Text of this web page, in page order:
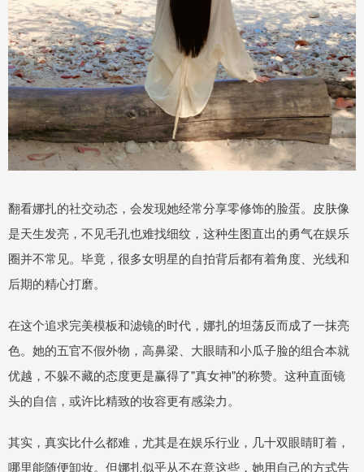
翻看娜扎的社交动态，会发现她经常分享零修饰的脸蛋。皮肤像
是天生发亮，不见毛孔也难找细纹，这种生图直出的勇气在娱乐
圈并不常见。毕竟，很多女明星的自拍背后都有着角度、光线和
后期的精心打磨。
在这个追求完美模板和滤镜的时代，娜扎的坦荡反而成了一抹亮
色。她的五官不假外物，高鼻梁、大眼睛和小瓜子脸的组合本就
优越，不躲不藏的态度更是赢得了"真女神"的称赞。这种直面镜
头的自信，或许比精致的妆容更有感染力。
其实，真实比什么都难，尤其是在娱乐行业，几十双眼睛盯着，
哪里能随便卸妆。但娜扎似乎从不在意这些，她用自己的方式告